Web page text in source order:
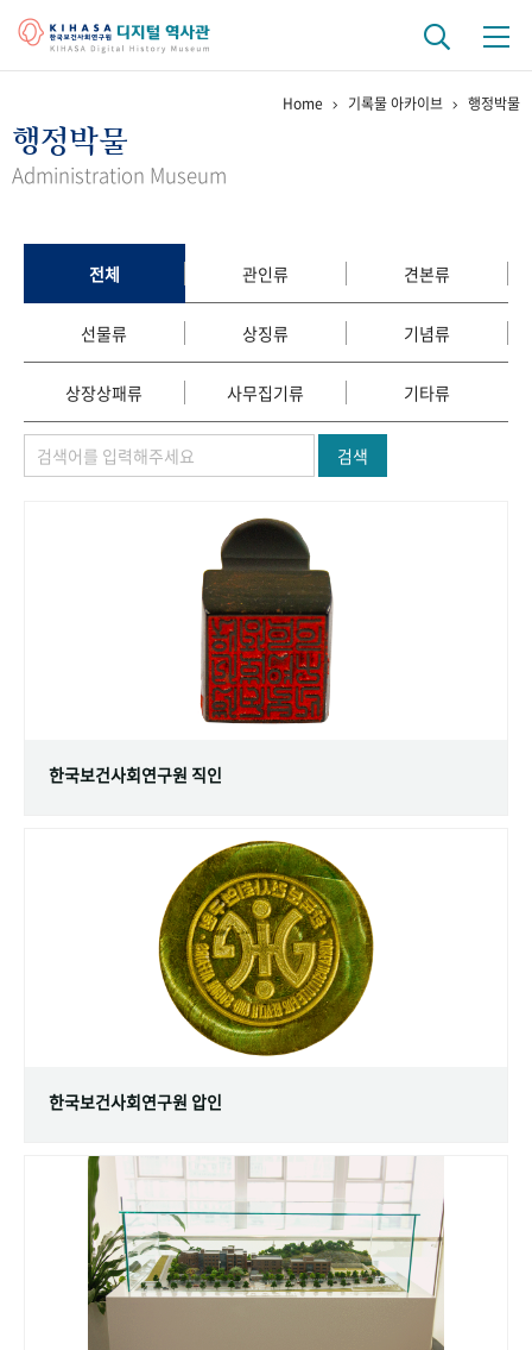
걸어온 길 기관 변천사
정책과 연구 키워드로 보는 연구 역사
연구자들
간행물 변천사
기록물 아카이브
사진 아카이브 문서 기록물 행정박물 영상 기록물
숫자로 보는 50년 50+1
Home 기록물 아카이브 행정박물
행정박물
Administration Museum
전체 관인류 견본류
선물류 상징류 기념류
상장상패류 사무집기류 기타류
검색
한국보건사회연구원 직인
한국보건사회연구원 압인